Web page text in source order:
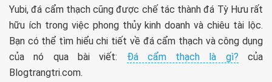
Yubi, đá cẩm thạch cũng được chế tác thành đá Tỳ Hưu rất
hữu ích trong việc phong thủy kinh doanh và chiêu tài lộc.
Bạn có thể tìm hiểu chi tiết về đá cẩm thạch và công dụng
của nó qua bài viết: Đá cẩm thạch là gì? của
Blogtrangtri.com.